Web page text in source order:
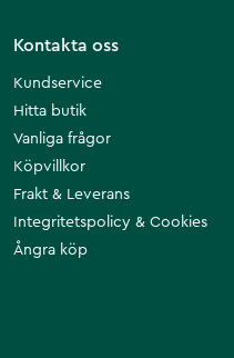
Kontakta oss
Kundservice
Hitta butik
Vanliga frågor
Köpvillkor
Frakt & Leverans
Integritetspolicy & Cookies
Ångra köp